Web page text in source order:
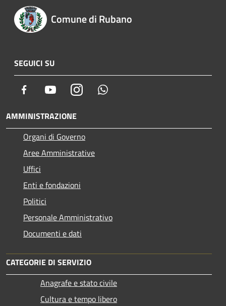
Comune di Rubano
SEGUICI SU
Facebook YoutubeInstagram
AMMINISTRAZIONE
Organi di Governo
Aree Amministrative
Uffici
Enti e fondazioni
Politici
Personale Amministrativo
Documenti e dati
CATEGORIE DI SERVIZIO
Anagrafe e stato civile
Cultura e tempo libero